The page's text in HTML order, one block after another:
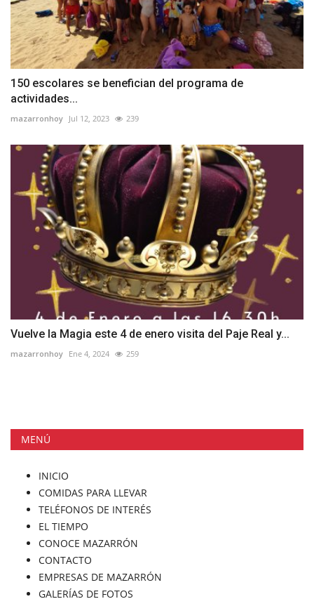
150 escolares se benefician del programa de
actividades...
mazarronhoy Jul 12, 2023 239
Vuelve la Magia este 4 de enero visita del Paje Real y...
mazarronhoy Ene 4, 2024 259
MENÚ
INICIO
COMIDAS PARA LLEVAR
TELÉFONOS DE INTERÉS
EL TIEMPO
CONOCE MAZARRÓN
CONTACTO
EMPRESAS DE MAZARRÓN
GALERÍAS DE FOTOS